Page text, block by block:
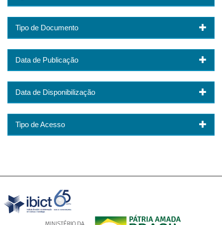
Tipo de Documento
Data de Publicação
Data de Disponibilização
Tipo de Acesso